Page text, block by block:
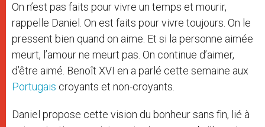
On n’est pas faits pour vivre un temps et mourir,
rappelle Daniel. On est faits pour vivre toujours. On le
pressent bien quand on aime. Et si la personne aimée
meurt, l’amour ne meurt pas. On continue d’aimer,
d’être aimé. Benoît XVI en a parlé cette semaine aux
Portugais croyants et non-croyants.
Daniel propose cette vision du bonheur sans fin, lié à